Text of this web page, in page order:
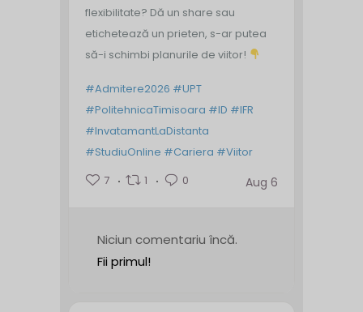
flexibilitate? Dă un share sau
etichetează un prieten, s-ar putea
să-i schimbi planurile de viitor!
#Admitere2026 #UPT
#PolitehnicaTimisoara #ID #IFR
#InvatamantLaDistanta
#StudiuOnline #Cariera #Viitor
7
1 0 Aug 6
Niciun comentariu încă.
Fii primul!